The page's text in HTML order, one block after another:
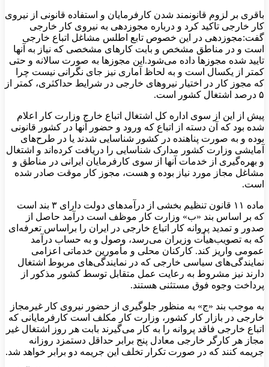
باقری بر لزوم قانونمند شدن کارفرمایان و استفاده قانونی از نیروی
کار خارجی تاکید کرد و درباره مجوزدهی به نیروی کار خارجی
گفت:مجوزدهی در این خصوص تابع اطلس مشاغل اتباع خارجی
است و در مناطق مشخص و بابت کارهای مشخصی که نیاز به آنها
تایید شده مجوزها داده می‌شود.این مجوزها به صورت سالانه و حتی
کمتر از یکسال است و به لحاظ آماری نیز جای نگرانی نیست چرا
که مجوز کار در اختیار نیروهای خارجی در شرایط حداکثری، کمتر از
۵ درصد اشتغال کشور است.
پیش از این از سوی اداره کل اشتغال اتباع خارج وزارت کار اعلام
شده بود که آن دسته از اتباع که ورود و حضور آنها در کشور قانونی
بوده و به صورت پناهنده در کشور شناسایی شدند یا در طرح‌های
آمایشی وزارت کشور مدارک شناسایی را دریافت کرده‌اند و اشتغال
و بهره‌گیری از خدمات آنها از سوی کارفرمایان ایرانی در مناطق و
مشاغل مجاز مورد نیاز بوده و هست، مجوز کار موقت صادر شده
است.
ماده ۱۱ قانون تنظیم بخشی از درآمدهای دولت دارای ۳ بند است
که بر اساس بند «ب» وزارت کار موظف است درآمد حاصل از
صدور و تمدید پروانه کار اتباع خارجی در ایران را براساس تعرفه‌ای
که به تصویب‌هیأت وزیران می‌رسد، وصول و به حساب درآمد
عمومی واریز کند.‌ کارکنان محلی و مأمورین خدماتی اعزامی
نمایندگی‌های سیاسی خارجی که در نمایندگی‌های مربوط اشتغال
دارند نیز مشروط به رعایت عمل متقابل‌ توسط کشور مذکور از
پرداخت وجوه فوق مستثنی هستند.
به موجب بند «ج» به منظور جلوگیری از حضور نیروی کار غیرمجاز
خارجی در بازار کار کشور، وزارت کار مکلف است کارفرمایانی که
اتباع خارجی‌ فاقد پروانه را به کار می‌گیرند بابت هر روز اشتغال غیر
مجاز هر کارگر خارجی معادل پنج برابر حداقل دستمزد روزانه
جریمه کنند که در صورت تکرار تخلف این جریمه دو برابر خواهد شد.